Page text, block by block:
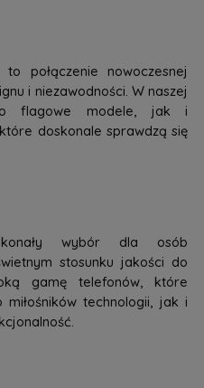
połączenie nowoczesnej
i niezawodności. W naszej
flagowe modele, jak i
doskonale sprawdzą się
wybór dla osób
stosunku jakości do
gamę telefonów, które
technologii, jak i